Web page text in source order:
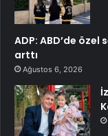
ADP: ABD’de
arttı
Ağustos 6, 2026